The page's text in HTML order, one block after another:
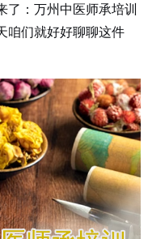
了：万州中医师承培训
咱们就好好聊聊这件